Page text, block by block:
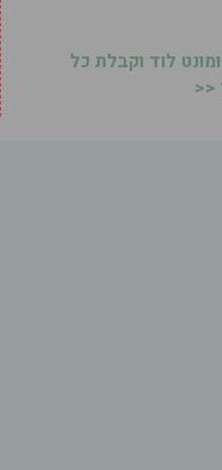
לוד וקבלת כל
<<